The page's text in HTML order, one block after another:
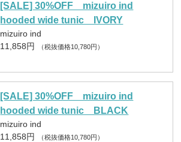
[SALE] 30%OFF mizuiro ind
hooded wide tunic IVORY
mizuiro ind
11,858円
（税抜価格10,780円）
[SALE] 30%OFF mizuiro ind
hooded wide tunic BLACK
mizuiro ind
11,858円
（税抜価格10,780円）